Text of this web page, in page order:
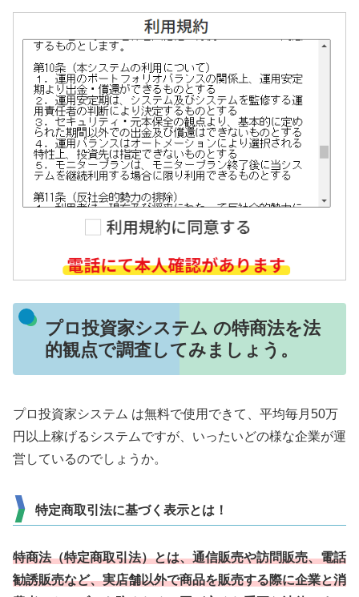
プロ投資家システム の特商法を法
的観点で調査してみましょう。
プロ投資家システム は無料で使用できて、平均毎月50万
円以上稼げるシステムですが、いったいどの様な企業が運
営しているのでしょうか。
特定商取引法に基づく表示とは！
特商法（特定商取引法）とは、通信販売や訪問販売、電話
勧誘販売など、実店舗以外で商品を販売する際に企業と消